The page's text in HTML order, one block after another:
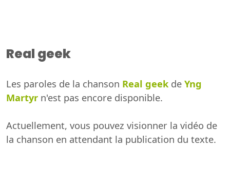
Real geek
Les paroles de la chanson Real geek de Yng
Martyr n'est pas encore disponible.
Actuellement, vous pouvez visionner la vidéo de
la chanson en attendant la publication du texte.